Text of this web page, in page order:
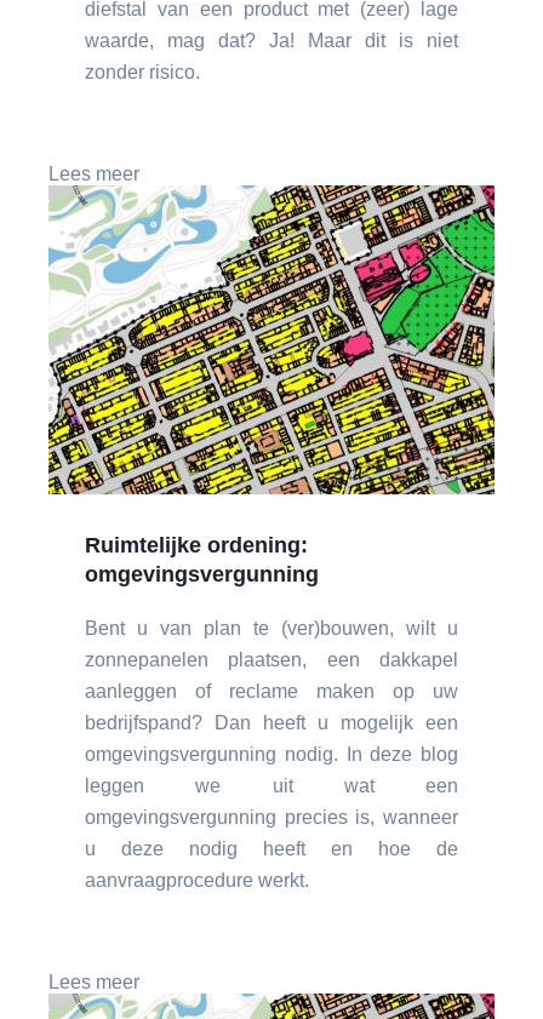
diefstal van een product met (zeer) lage
waarde, mag dat? Ja! Maar dit is niet
zonder risico.
Lees meer
Ruimtelijke ordening:
omgevingsvergunning
Bent u van plan te (ver)bouwen, wilt u
zonnepanelen plaatsen, een dakkapel
aanleggen of reclame maken op uw
bedrijfspand? Dan heeft u mogelijk een
omgevingsvergunning nodig. In deze blog
leggen we uit wat een
omgevingsvergunning precies is, wanneer
u deze nodig heeft en hoe de
aanvraagprocedure werkt.
Lees meer